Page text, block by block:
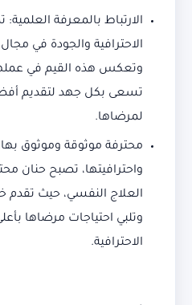
الارتباط بالمعرفة
الاحترافية والجودة في
وتعكس هذه القيم في
تسعى بكل جهد لتقديم
لمرضاها.
محترفة موثوقة وموثوق
واحترافيتها، تصبح حنان
العلاج النفسي، حيث تقدم
وتلبي احتياجات مرضاها
الاحترافية.